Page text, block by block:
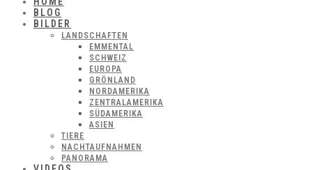
BLOG
BILDER
LANDSCHAFTEN
EMMENTAL
SCHWEIZ
EUROPA
GRÖNLAND
NORDAMERIKA
ZENTRALAMERIKA
SÜDAMERIKA
ASIEN
TIERE
NACHTAUFNAHMEN
PANORAMA